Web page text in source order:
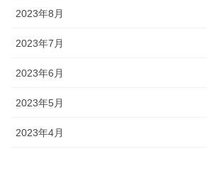
2023年8月
2023年7月
2023年6月
2023年5月
2023年4月